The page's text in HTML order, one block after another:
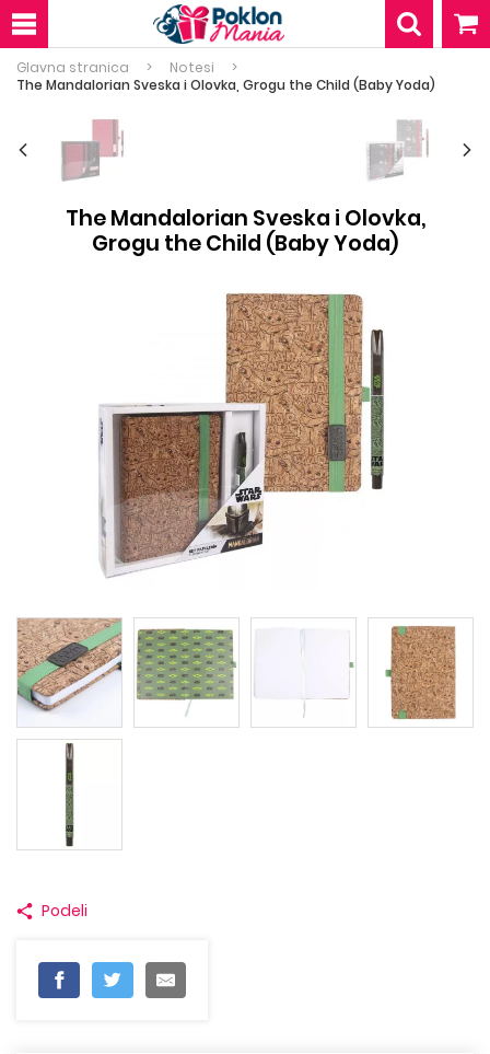
Glavna stranica
Notesi
The Mandalorian Sveska i Olovka, Grogu the Child (Baby Yoda)
The Mandalorian Sveska i Olovka,
Grogu the Child (Baby Yoda)
Podeli